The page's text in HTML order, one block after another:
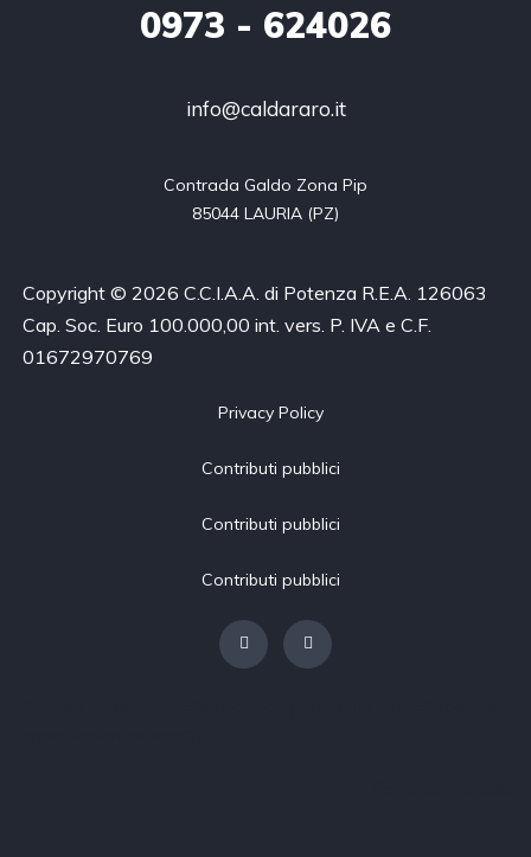
0973 - 624026
info@caldararo.it
Contrada Galdo Zona Pip
85044 LAURIA (PZ)
Copyright © 2026 C.C.I.A.A. di Potenza R.E.A. 126063
Cap. Soc. Euro 100.000,00 int. vers. P. IVA e C.F.
01672970769
Privacy Policy
Contributi pubblici
Contributi pubblici
Contributi pubblici